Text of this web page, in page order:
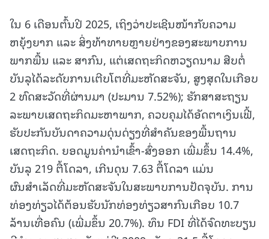
ໃນ 6 ເດືອນຕົ້ນປີ 2025, ເຖິງວ່າປະເຊີນໜ້າກັບຄວາມ
ຫຍຸ້ງຍາກ ແລະ ສິ່ງທ້າທາຍຫຼາຍຢ່າງຂອງສະພາບການ
ພາກພື້ນ ແລະ ສາກົນ, ແຕ່ເສດຖະກິດຫວຽດນາມ ສືບຕໍ່
ບັນລຸໄດ້ລະດັບການເຕີບໂຕທີ່ມະຫັດສະຈັນ, ສູງສຸດໃນເກືອບ
2 ທົດສະວັດທີ່ຜ່ານມາ (ປະມານ 7.52%); ຮັກສາສະຖຽນ
ລະພາບເສດຖະກິດມະຫາພາກ, ຄວບຄຸມໄດ້ອັດຕາເງິນເຟີ້,
ຮັບປະກັນບັນດາຄວາມດຸ່ນດ່ຽງທີ່ສຳຄັນຂອງພື້ນຖານ
ເສດຖະກິດ. ຍອດມູນຄ່ານຳເຂົ້າ-ສົ່ງອອກ ເພີ່ມຂຶ້ນ 14.4%,
ບັນລຸ 219 ຕື້ໂດລາ, ເກີນດຸນ 7.63 ຕື້ໂດລາ ແມ່ນ
ຜົນສຳເລັດທີ່ມະຫັດສະຈັນໃນສະພາບການປັດຈຸບັນ. ການ
ທ່ອງທ່ຽວໄດ້ຕ້ອນຮັບນັກທ່ອງທ່ຽວສາກົນເກືອບ 10.7
ລ້ານເທື່ອຄົນ (ເພີ່ມຂຶ້ນ 20.7%). ທຶນ FDI ທີ່ໄດ້ຈົດທະບຽນ